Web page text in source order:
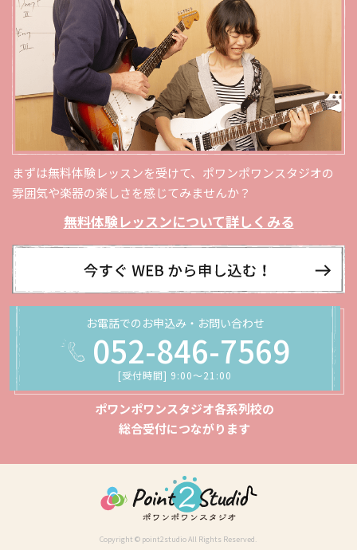
まずは無料体験レッスンを受けて、ポワンポワンスタジオの
雰囲気や楽器の楽しさを感じてみませんか？
無料体験レッスンについて詳しくみる
お電話でのお申込み・お問い合わせ
052-846-7569
[受付時間] 9:00〜21:00
ポワンポワンスタジオ各系列校の
総合受付につながります
Copyright © point2studio All Rights Reserved.